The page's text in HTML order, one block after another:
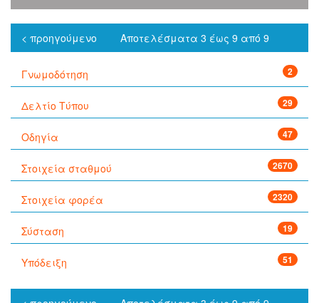
Αποτελέσματα 3 έως 9 από 9
< προηγούμενο
Γνωμοδότηση 2
Δελτίο Τύπου 29
Οδηγία 47
Στοιχεία σταθμού 2670
Στοιχεία φορέα 2320
Σύσταση 19
Υπόδειξη 51